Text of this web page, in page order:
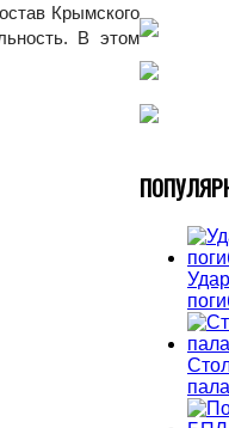
Крымского
В этом
П